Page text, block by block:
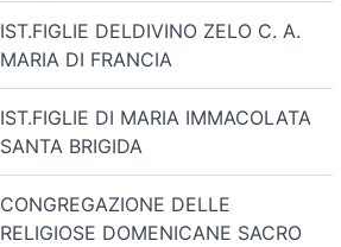
IST.FIGLIE DELDIVINO ZELO C. A.
MARIA DI FRANCIA
IST.FIGLIE DI MARIA IMMACOLATA
SANTA BRIGIDA
CONGREGAZIONE DELLE
RELIGIOSE DOMENICANE SACRO